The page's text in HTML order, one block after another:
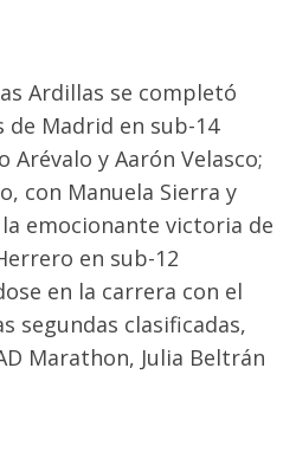
Ardillas se completó
de Madrid en sub-14
Arévalo y Aarón Velasco;
con Manuela Sierra y
la emocionante victoria de
en sub-12
en la carrera con el
segundas clasificadas,
Marathon, Julia Beltrán